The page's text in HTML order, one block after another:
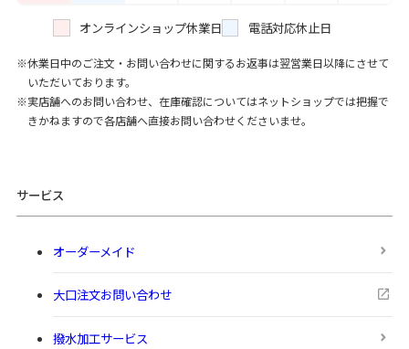
オンラインショップ休業日 電話対応休止日
休業日中のご注文・お問い合わせに関するお返事は翌営業日以降にさせて
いただいております。
実店舗へのお問い合わせ、在庫確認についてはネットショップでは把握で
きかねますので各店舗へ直接お問い合わせくださいませ。
サービス
オーダーメイド
大口注文お問い合わせ
撥水加工サービス